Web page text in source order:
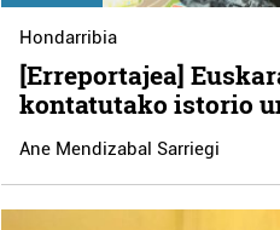
Hondarribia
[Erreportajea]
kontatutako istorio
Ane Mendizabal Sarriegi